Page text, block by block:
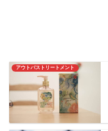
アウトバストリートメント